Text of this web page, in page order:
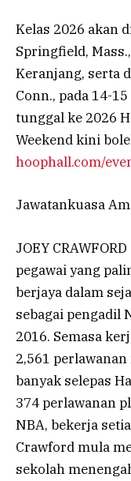
Kelas 2026 akan
Springfield,
Keranjang, serta
Conn., pada 14-
tunggal ke 2026
Weekend kini
hoophall.com/
Jawatankuasa
JOEY
pegawai yang
berjaya dalam
sebagai pengadil
2016. Semasa
2,561
banyak selepas
374 perlawanan
NBA, bekerja
Crawford mula
sekolah